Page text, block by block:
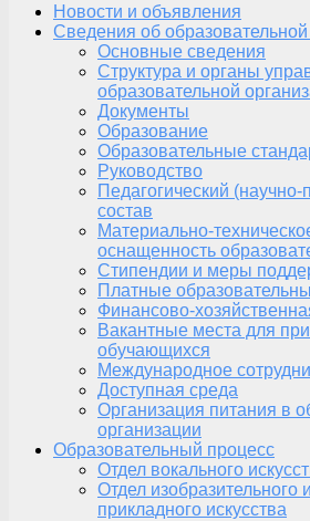
Новости и объявления
Сведения об образовательной
Основные сведения
Структура и органы
образовательной
Документы
Образование
Образовательные
Руководство
Педагогический (научно-
состав
Материально-
оснащенность
Стипендии и меры
Платные
Финансово-
Вакантные места для
обучающихся
Международное
Доступная среда
Организация питания в
организации
Образовательный процесс
Отдел вокального
Отдел изобразительного
прикладного искусства